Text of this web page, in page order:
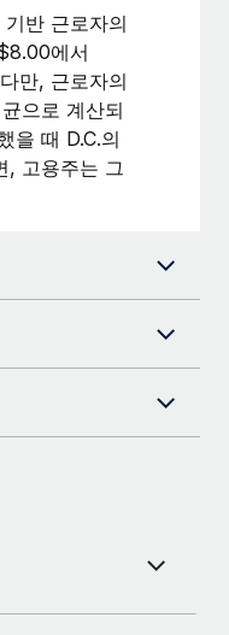
반 근로자의
에서
만, 근로자의
으로 계산되
을 때 D.C.의
, 고용주는 그